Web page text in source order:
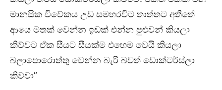
මානසික විවේකය උඩ සමහරවිට තාත්තට අතීතේ
ආයෙ මතක් වෙන්න ඉඩක් එන්න පුළුවන් කියලා
කිව්වට ඒක සීයට සීයක්ම එහෙම වෙයි කියලා
බලාපොරොත්තු වෙන්න බැරි බවත් ඩොක්ටර්ස්ලා
කිව්වා”